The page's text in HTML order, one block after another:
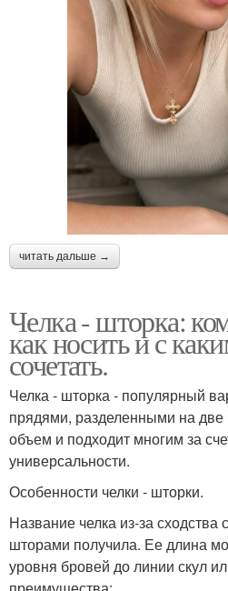
читать дальше →
Челка - шторка:
как носить и с
сочетать.
Челка - шторка - популярный
прядями, разделенными на две
объем и подходит многим за
универсальности.
Особенности челки - шторки.
Название челка из-за
шторами получила. Ее длина
уровня бровей до линии скул